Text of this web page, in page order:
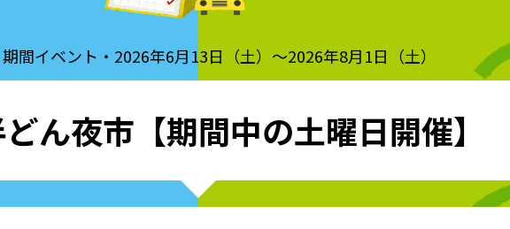
間イベント・2026年6月13日（土）～2026年8月1日（土）
ん夜市【期間中の土曜日開催】